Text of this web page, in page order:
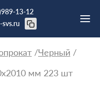
13-12
svs.ru
Черный
мм 223 шт